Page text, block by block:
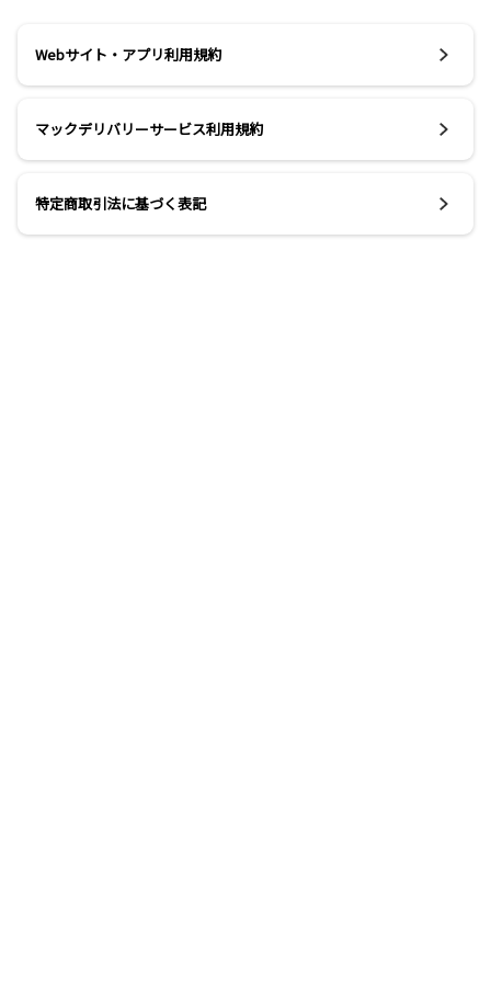
Webサイト・アプリ利用規約
マックデリバリーサービス利用規約
特定商取引法に基づく表記